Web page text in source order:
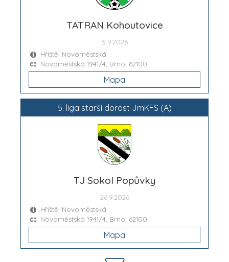
TATRAN Kohoutovice
5.9.2026
Hřiště: Novoměstská
Novoměstská 1941/4, Brno, 62100
Mapa
5. liga starší dorost JmKFS (A)
TJ Sokol Popůvky
26.9.2026
Hřiště: Novoměstská
Novoměstská 1941/4, Brno, 62100
Mapa